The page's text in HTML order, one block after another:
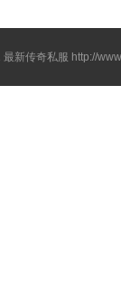
最新传奇私服 http://